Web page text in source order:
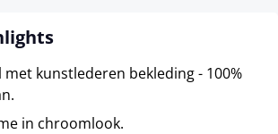
kunstlederen bekleding - 100%
in chroomlook.